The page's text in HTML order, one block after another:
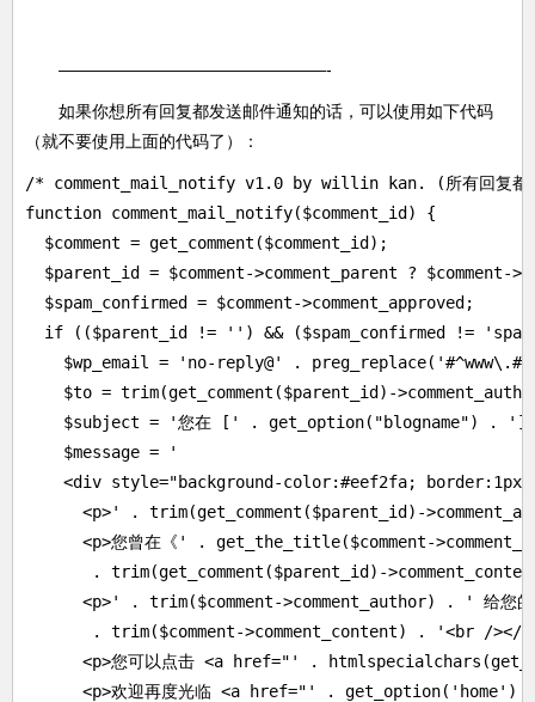
————————————————-
如果你想所有回复都发送邮件通知的话，可以使用如下代码
（就不要使用上面的代码了）：
/* comment_mail_notify v1.0 by willin kan. (所有回复都
function comment_mail_notify($comment_id) {
  $comment = get_comment($comment_id);
$parent_id = $comment->comment_parent ? $comment-
  $spam_confirmed = $comment->comment_approved;
if (($parent_id != '') && ($spam_confirmed !=
$wp_email = 'no-reply@' .
$to = trim(get_comment($parent_id)-
$subject = '您在 [' . get_option("blogname") . ']
    $message = '
<div style="background-color:#eef2fa;
<p>' . trim(get_comment($parent_id)-
<p>您曾在《' . get_the_title($comment-
. trim(get_comment($parent_id)-
<p>' . trim($comment->comment_author) . ' 给您
. trim($comment->comment_content) . '<br /></
<p>您可以点击 <a href="' .
<p>欢迎再度光临 <a href="' .